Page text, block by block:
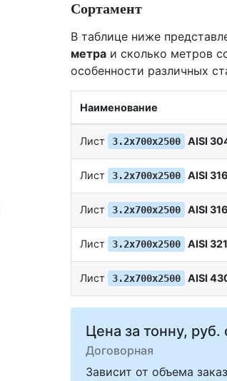
Сортамент
В таблице ниже
метра и сколько метров
особенности различных
Наименование
Лист 3.2х700х2500 AISI
Лист 3.2х700х2500 AISI 316
Лист 3.2х700х2500 AISI
Лист 3.2х700х2500 AISI 321
Лист 3.2х700х2500 AISI
Цена за тонну,
Договорная
Зависит от объема